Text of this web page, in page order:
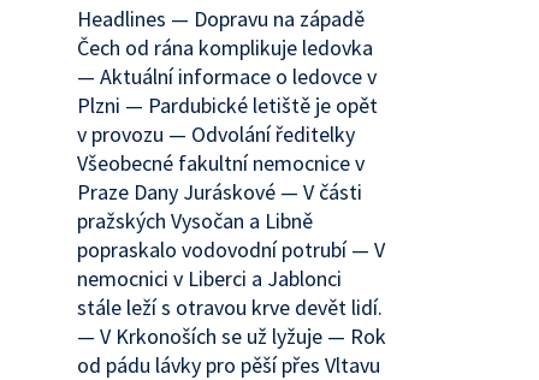
Headlines — Dopravu na západě
Čech od rána komplikuje ledovka
— Aktuální informace o ledovce v
Plzni — Pardubické letiště je opět
v provozu — Odvolání ředitelky
Všeobecné fakultní nemocnice v
Praze Dany Juráskové — V části
pražských Vysočan a Libně
popraskalo vodovodní potrubí — V
nemocnici v Liberci a Jablonci
stále leží s otravou krve devět lidí.
— V Krkonoších se už lyžuje — Rok
od pádu lávky pro pěší přes Vltavu